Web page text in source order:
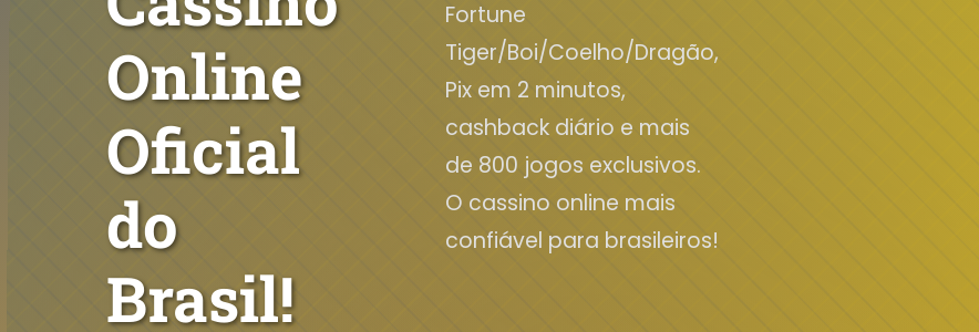
Online
Oficial
do
Brasil!
Fortune
Tiger/Boi/Coelho/Dragão,
Pix em 2 minutos,
cashback diário e mais
de 800 jogos exclusivos.
O cassino online mais
confiável para brasileiros!